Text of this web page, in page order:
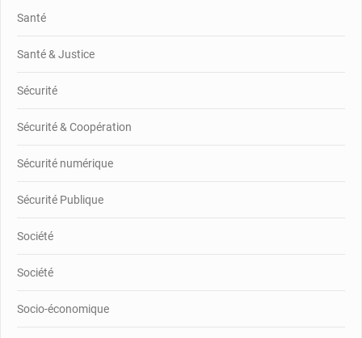
Santé
Santé & Justice
Sécurité
Sécurité & Coopération
Sécurité numérique
Sécurité Publique
Société
Société
Socio-économique